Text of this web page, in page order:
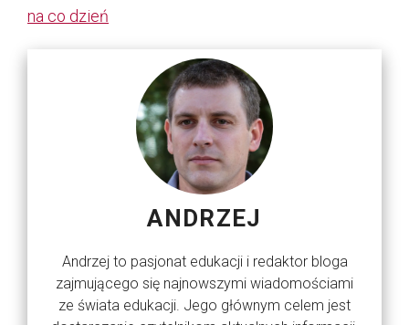
na co dzień
ANDRZEJ
Andrzej to pasjonat edukacji i redaktor bloga
zajmującego się najnowszymi wiadomościami
ze świata edukacji. Jego głównym celem jest